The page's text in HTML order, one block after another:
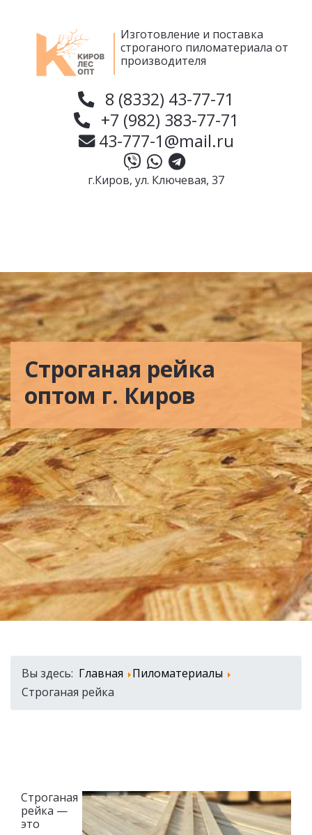
Изготовление и поставка
строганого пиломатериала от
производителя
8 (8332) 43-77-71
+7 (982) 383-77-71
43-777-1@mail.ru
г.Киров, ул. Ключевая, 37
Строганая рейка
оптом г. Киров
Вы здесь: Главная
Пиломатериалы
Строганая рейка
Строганая
рейка —
это